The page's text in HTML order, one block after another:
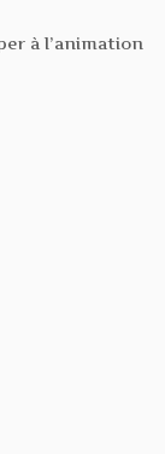
à l’animation